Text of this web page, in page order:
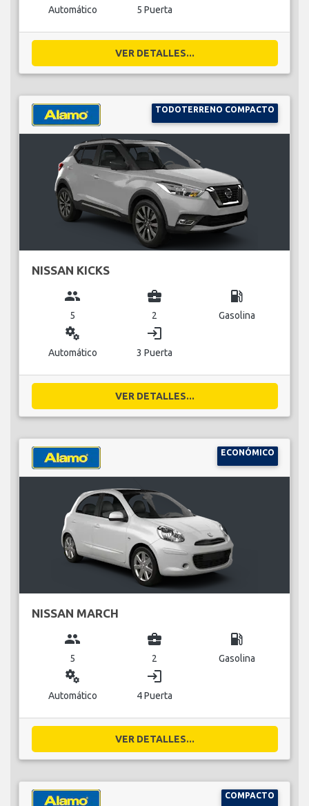
Automático 5 Puerta
VER DETALLES...
TODOTERRENO COMPACTO
NISSAN KICKS
group
5
business_center
2
local_gas_station
Gasolina
miscellaneous_services
Automático
login
3 Puerta
VER DETALLES...
ECONÓMICO
NISSAN MARCH
group
5
business_center
2
local_gas_station
Gasolina
miscellaneous_services
Automático
login
4 Puerta
VER DETALLES...
COMPACTO